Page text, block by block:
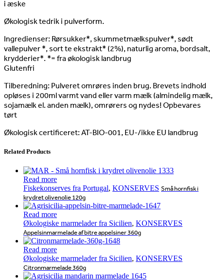
i æske
Økologisk tedrik i pulverform.
Ingredienser: Rørsukker*, skummetmælkspulver*, sødt
vallepulver *, sort te ekstrakt* (2%), naturlig aroma, bordsalt,
krydderier*. *= fra økologisk landbrug
Glutenfri
Tilberedning: Pulveret omrøres inden brug. Brevets indhold
opløses i 200ml varmt vand eller varm mælk (almindelig mælk,
sojamælk el. anden mælk), omrørers og nydes! Opbevares
tørt
Økologisk certificeret: AT-BIO-001, EU-/ikke EU landbrug
Related Products
Read more
Fiskekonserves fra Portugal, KONSERVES Små hornfisk i
krydret olivenolie 120g
Read more
Økologiske marmelader fra Sicilien, KONSERVES
Appelsinmarmelade af bitre appelsiner 360g
Read more
Økologiske marmelader fra Sicilien, KONSERVES
Citronmarmelade 360g